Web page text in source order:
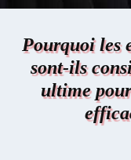
Pourquoi les
sont-ils
ultime